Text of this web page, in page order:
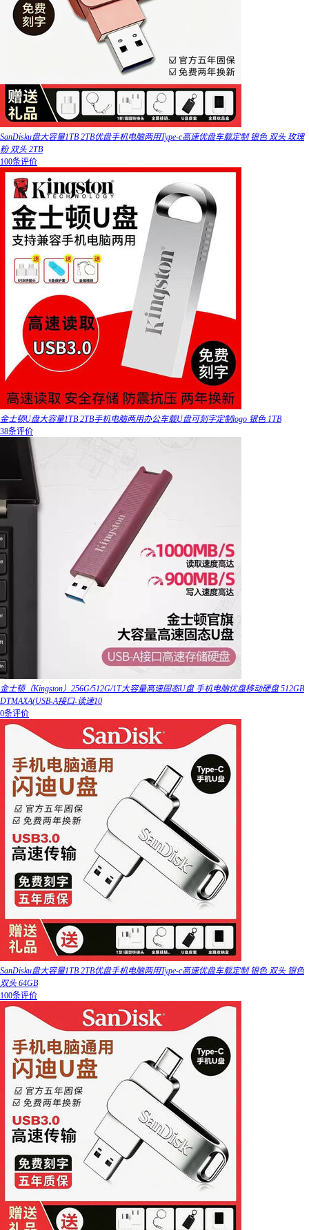
SanDisku盘大容量1TB 2TB优盘手机电脑两用Type-c高速优盘车载定制 银色 双头 玫瑰
粉 双头 2TB
100条评价
金士顿U盘大容量1TB 2TB手机电脑两用办公车载U盘可刻字定制logo 银色 1TB
38条评价
金士顿（Kingston）256G/512G/1T大容量高速固态U盘 手机电脑优盘移动硬盘 512GB
DTMAXA(USB-A接口-读速10
0条评价
SanDisku盘大容量1TB 2TB优盘手机电脑两用Type-c高速优盘车载定制 银色 双头 银色
双头 64GB
100条评价